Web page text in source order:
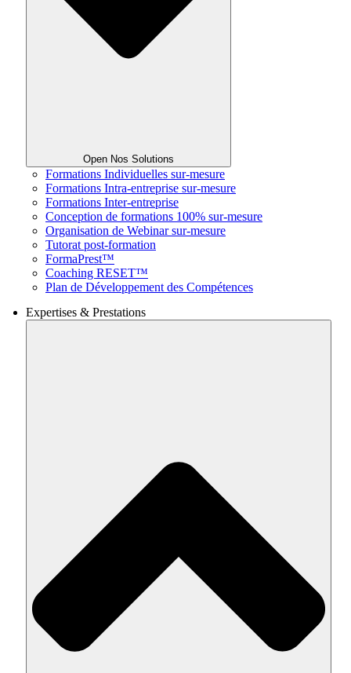
Open Nos Solutions
Formations Individuelles sur-mesure
Formations Intra-entreprise sur-mesure
Formations Inter-entreprise
Conception de formations 100% sur-mesure
Organisation de Webinar sur-mesure
Tutorat post-formation
FormaPrest™
Coaching RESET™
Plan de Développement des Compétences
Expertises & Prestations